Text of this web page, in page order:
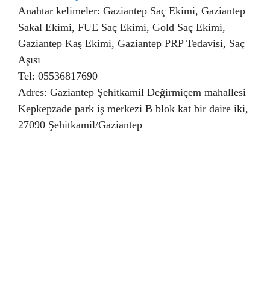
Anahtar kelimeler: Gaziantep Saç Ekimi, Gaziantep
Sakal Ekimi, FUE Saç Ekimi, Gold Saç Ekimi,
Gaziantep Kaş Ekimi, Gaziantep PRP Tedavisi, Saç
Aşısı
Tel: 05536817690
Adres: Gaziantep Şehitkamil Değirmiçem mahallesi
Kepkepzade park iş merkezi B blok kat bir daire iki,
27090 Şehitkamil/Gaziantep